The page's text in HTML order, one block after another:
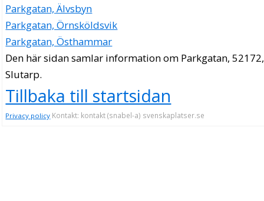
Parkgatan, Älvsbyn
Parkgatan, Örnsköldsvik
Parkgatan, Östhammar
Den här sidan samlar information om Parkgatan, 52172,
Slutarp.
Tillbaka till startsidan
Privacy policy Kontakt: kontakt (snabel-a) svenskaplatser.se